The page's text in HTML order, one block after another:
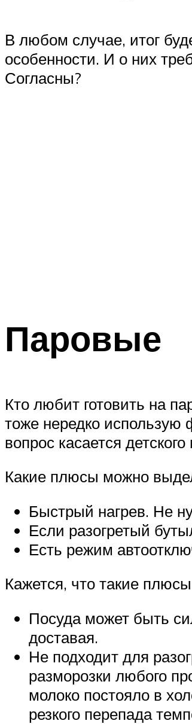
В любом случае, итог
особенности. И о них
Согласны?
Паровые
Кто любит готовить на
тоже нередко использую
вопрос касается
Какие плюсы можно
Быстрый нагрев. Не
Если разогретый
Есть режим
Кажется, что такие
Посуда может быть
доставая.
Не подходит для
разморозки любого
молоко постояло в
резкого перепада